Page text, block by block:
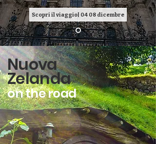
Scopri il viaggio| 04 08 dicembre
Nuova
Zelanda
on the road